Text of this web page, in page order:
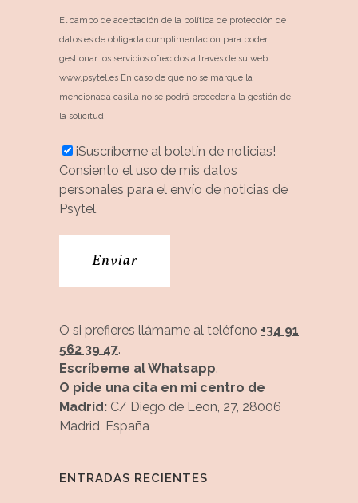
El campo de aceptación de la política de protección de
datos es de obligada cumplimentación para poder
gestionar los servicios ofrecidos a través de su web
www.psytel.es En caso de que no se marque la
mencionada casilla no se podrá proceder a la gestión de
la solicitud.
¡Suscríbeme al boletín de noticias!
Consiento el uso de mis datos
personales para el envío de noticias de
Psytel.
O si prefieres llámame al teléfono +34 91
562 39 47.
Escríbeme al Whatsapp.
O pide una cita en mi centro de
Madrid: C/ Diego de Leon, 27, 28006
Madrid, España
ENTRADAS RECIENTES